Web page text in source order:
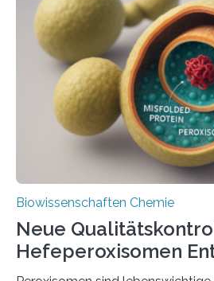
Biowissenschaften Chemie
Neue
Hefeperoxisomen